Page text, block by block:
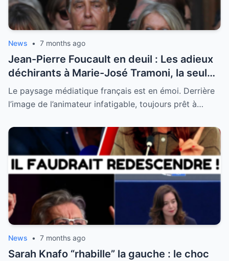
News • 7 months ago
Jean-Pierre Foucault en deuil : Les adieux
déchirants à Marie-José Tramoni, la seule
femme qu’il ait jamais épousée
Le paysage médiatique français est en émoi. Derrière
l’image de l’animateur infatigable, toujours prêt à…
News • 7 months ago
Sarah Knafo “rhabille” la gauche : le choc